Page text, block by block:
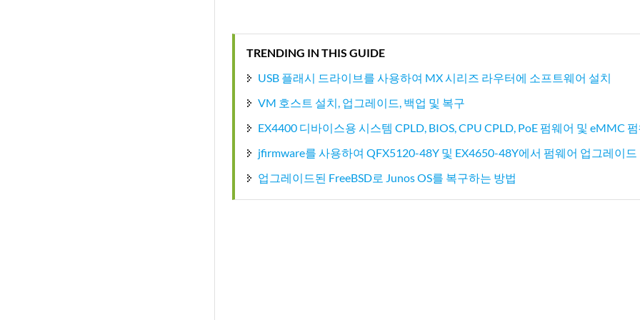
TRENDING IN THIS GUIDE
USB 플래시 드라이브를 사용하여 MX 시리즈 라우터에 소프트웨어 설치
VM 호스트 설치, 업그레이드, 백업 및 복구
EX4400 디바이스용 시스템 CPLD, BIOS, CPU CPLD, PoE 펌웨어 및 eMMC
jfirmware를 사용하여 QFX5120-48Y 및 EX4650-48Y에서 펌웨어 업그레이드
업그레이드된 FreeBSD로 Junos OS를 복구하는 방법